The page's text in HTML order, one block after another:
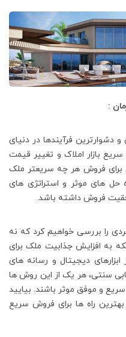
:
دشوارترین فرآیندها در دنیای
بازار املاک و تغییر قیمت
برای فروش هر چه سریعتر ملک
حل های موثر و استراتژی های
فروش داشته باشد.
را بررسی خواهیم کرد که نه
به افزایش جذابیت ملک برای
دیجیتال و رسانه های
سنتی، هر یک از این روش ها
و موفق موثر باشند. بیایید
راه ها برای فروش سریع